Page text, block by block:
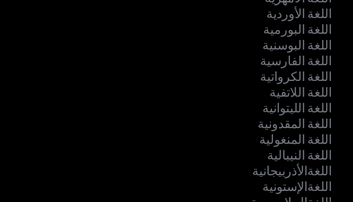
اللغة الأوردية
اللغة البورمية
اللغة البوسنية
اللغة الفارسية
اللغة الكرواتية
اللغة اللاتفية
اللغة الليتوانية
اللغة المقدونية
اللغة المنغولية
اللغة النيبالية
اللغةالأذربيجانية
اللغةالإستونية